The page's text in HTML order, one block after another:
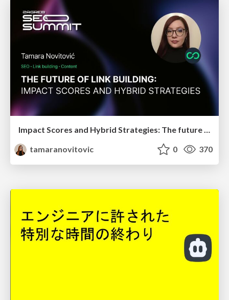
tamaranovitovic
0 370